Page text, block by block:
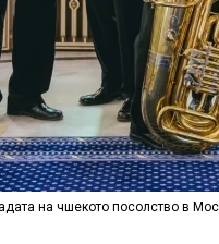
на чшекото посолство в